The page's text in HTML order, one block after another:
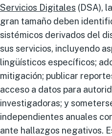
Servicios Digitales (DSA),
gran tamaño deben
sistémicos derivados del
sus servicios, incluyendo
lingüísticos específicos;
mitigación; publicar
acceso a datos para
investigadoras; y
independientes anuales
ante hallazgos negativos.